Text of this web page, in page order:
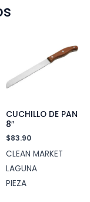
CUCHILLO DE PAN
8″
$83.90
CLEAN MARKET
LAGUNA
PIEZA